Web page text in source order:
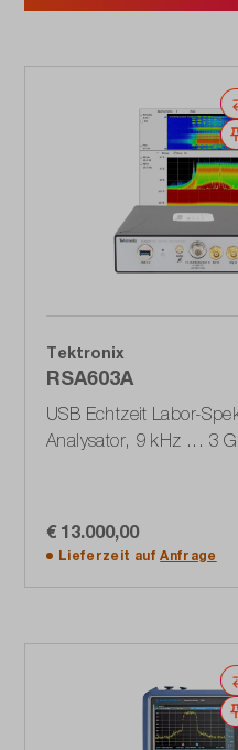
Tektronix
RSA603A
USB Echtzeit Labor-
Analysator, 9 kHz ... 3
€ 13.000,00
Lieferzeit aufAnfrage